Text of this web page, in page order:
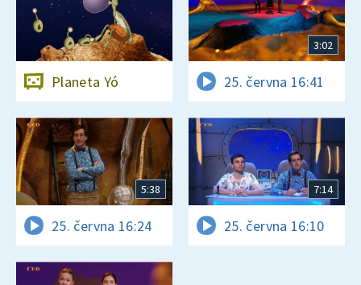
Planeta Yó
3:02
25. června 16:41
5:38
25. června 16:24
7:14
25. června 16:10